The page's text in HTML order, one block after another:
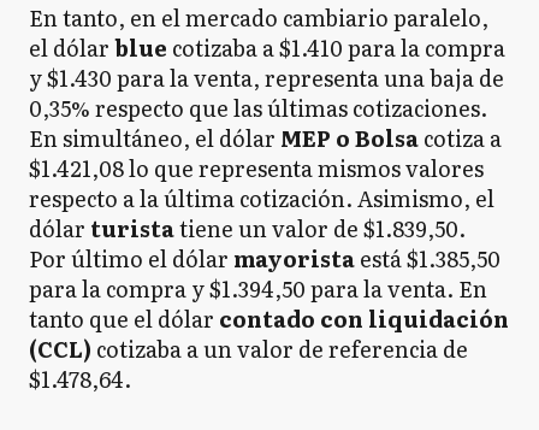
En tanto, en el mercado cambiario paralelo,
el dólarblue cotizaba a $1.410 para la compra
y $1.430 para la venta, representa una baja de
0,35% respecto que las últimas cotizaciones.
En simultáneo, el dólar MEP o Bolsacotiza a
$1.421,08 lo que representa mismos valores
respecto a la última cotización. Asimismo, el
dólar turistatiene un valor de $1.839,50.
Por último el dólar mayoristaestá $1.385,50
para la compra y $1.394,50 para la venta. En
tanto que el dólar contado con liquidación
(CCL) cotizaba a un valor de referencia de
$1.478,64.